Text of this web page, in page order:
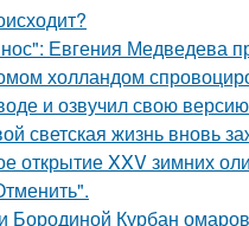
Евгения Медведева
холландом
и озвучил свою
светская жизнь вновь
открытие XXV зимних
Курбан